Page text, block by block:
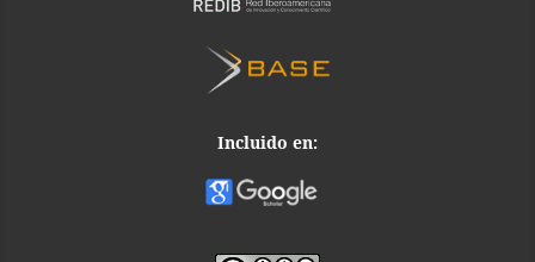
Incluido en: